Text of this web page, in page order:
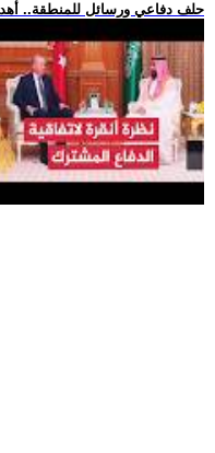
.. حلف دفاعي ورسائل للمنطقة..